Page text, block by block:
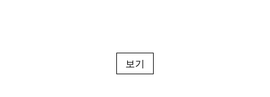
보기